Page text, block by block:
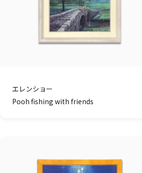
エレンショー
Pooh fishing with friends